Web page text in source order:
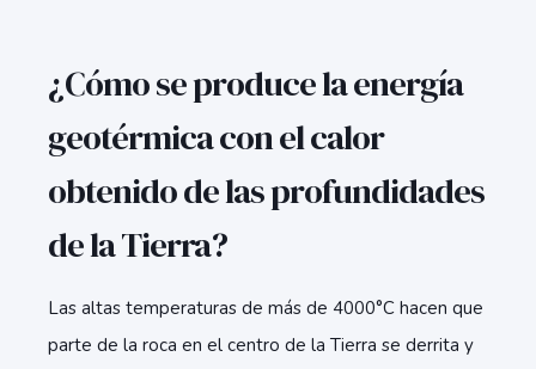
¿Cómo se produce la energía
geotérmica con el calor
obtenido de las profundidades
de la Tierra?
Las altas temperaturas de más de 4000°C hacen que
parte de la roca en el centro de la Tierra se derrita y